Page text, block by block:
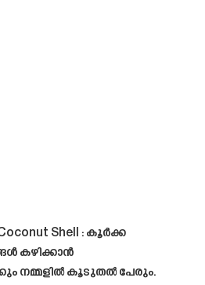
Shell : കൂർക്ക
കഴിക്കാൻ
നമ്മളിൽ കൂടുതൽ പേരും.